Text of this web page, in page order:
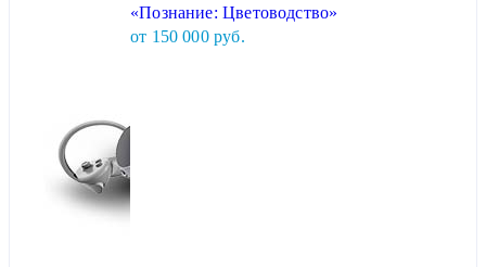
«Познание: Цветоводство»
от 150 000 руб.